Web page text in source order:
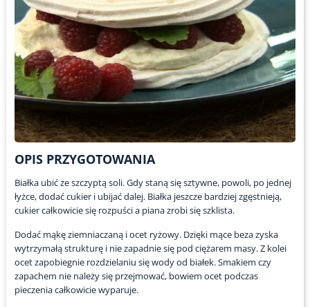
OPIS PRZYGOTOWANIA
Białka ubić ze szczyptą soli. Gdy staną się sztywne, powoli, po jednej
łyżce, dodać cukier i ubijać dalej. Białka jeszcze bardziej zgęstnieją,
cukier całkowicie się rozpuści a piana zrobi się szklista.
Dodać mąkę ziemniaczaną i ocet ryżowy. Dzięki mące beza zyska
wytrzymałą strukturę i nie zapadnie się pod ciężarem masy. Z kolei
ocet zapobiegnie rozdzielaniu się wody od białek. Smakiem czy
zapachem nie należy się przejmować, bowiem ocet podczas
pieczenia całkowicie wyparuje.